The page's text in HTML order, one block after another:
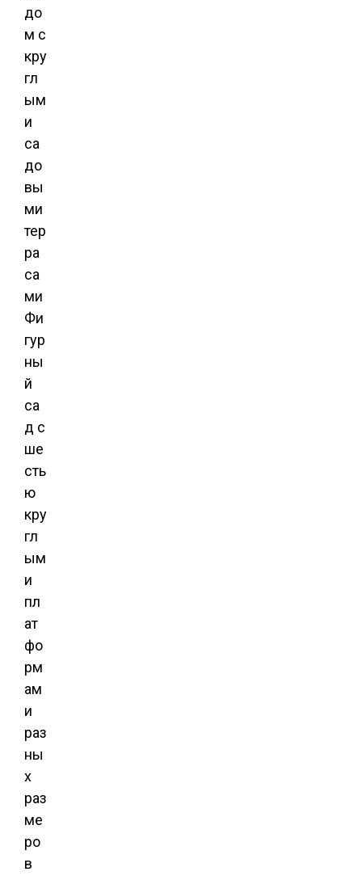
до
м с
кру
гл
ым
и
са
до
вы
ми
тер
ра
са
ми
Фи
гур
ны
й
са
д с
ше
сть
ю
кру
гл
ым
и
пл
ат
фо
рм
ам
и
раз
ны
х
раз
ме
ро
в